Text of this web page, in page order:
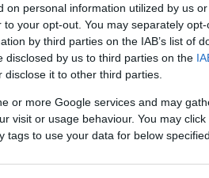
on personal information utilized by us
your opt-out. You may separately
by third parties on the IAB’s list of
disclosed by us to third parties on the
disclose it to other third parties.
or more Google services and may
visit or usage behaviour. You may
tags to use your data for below
ζήσει πολύ έντονα.
(σ.σ. Εφραίμ, ο σύζυγός
μου»ανέφερε η Κύπρια
«Το χειρότερο που είχα
χώρου, το οποίο μου
για την αποβολή που είχα